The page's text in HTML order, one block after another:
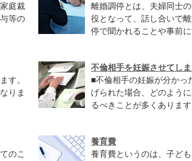
庭裁
等の
離婚調停とは、夫婦同士
役となって、話し合いで
停で聞かれることや事前
す。
りま
不倫相手を妊娠させてし
■不倫相手の妊娠が分かっ
げられた場合、どのよう
るべきことが多くありま
のこ
養育費
養育費というのは、子ど